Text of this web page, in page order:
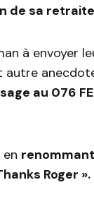
de sa
à envoyer
autre
au 076
Roger ».